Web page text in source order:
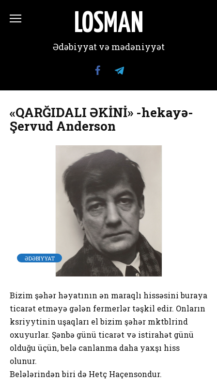
содержанию LOSMAN
Ədəbiyyat və mədəniyyət
«QARĞIDALI ƏKİNİ» -hekayə-
Şervud Anderson
ƏDƏBIYYAT
Bizim şəhər həyatının ən maraqlı hissəsini buraya
ticarət etməyə gələn fermerlər təşkil edir. Onların
әksәriyyәtinin uşaqları elә bizim şəhər mәktәblәrindә
oxuyurlar. Şənbə günü ticarət və istirahət günü
olduğu üçün, belə canlanma daha yaxşı hiss
olunur.
Belələrindən biri də Hetç Haçensondur.